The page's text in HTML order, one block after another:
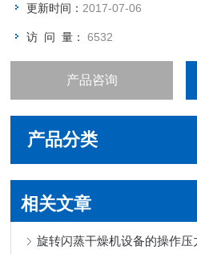
更新时间： 2017-07-06
访 问 量：6532
产品咨询
产品分类
相关文章
旋转闪蒸干燥机设备的操作压